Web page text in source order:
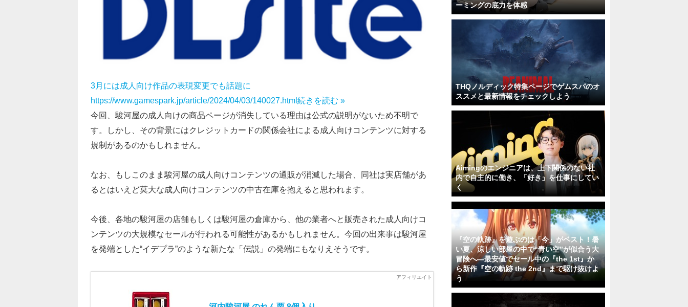
3月には成人向け作品の表現変更でも話題に
https://www.gamespark.jp/article/2024/04/03/140027.html続きを読む »
今回、駿河屋の成人向けの商品ページが消失している理由は公式の説明がないため不明で
す。しかし、その背景にはクレジットカードの関係会社による成人向けコンテンツに対する
規制があるのかもしれません。
なお、もしこのまま駿河屋の成人向けコンテンツの通販が消滅した場合、同社は実店舗があ
るとはいえど莫大な成人向けコンテンツの中古在庫を抱えると思われます。
今後、各地の駿河屋の店舗もしくは駿河屋の倉庫から、他の業者へと販売された成人向けコ
ンテンツの大規模なセールが行われる可能性があるかもしれません。今回の出来事は駿河屋
を発端とした“イデプラ”のような新たな「伝説」の発端にもなりえそうです。
ーミングの底力を体感
THQノルディック特集ページでゲムスパのオ
ススメと最新情報をチェックしよう
Aimingのエンジニアは、上下関係のない社
内で自主的に働き、「好き」を仕事にしてい
く
『空の軌跡』を遊ぶのは「今」がベスト！暑
い夏、涼しい部屋の中で“青い空”が似合う大
冒険へ―最安値でセール中の『the 1st』か
ら新作『空の軌跡 the 2nd』まで駆け抜けよ
う